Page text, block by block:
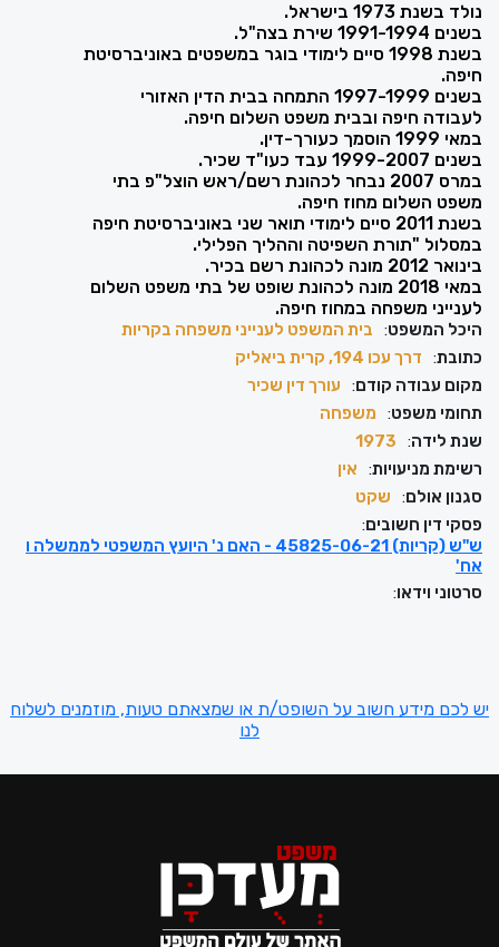
נולד בשנת 1973 בישראל.
בשנים 1991-1994 שירת בצה"ל.
בשנת 1998 סיים לימודי בוגר במשפטים באוניברסיטת
חיפה.
בשנים 1997-1999 התמחה בבית הדין האזורי
לעבודה חיפה ובבית משפט השלום חיפה.
במאי 1999 הוסמך כעורך-דין.
בשנים 1999-2007 עבד כעו"ד שכיר.
במרס 2007 נבחר לכהונת רשם/ראש הוצל"פ בתי
משפט השלום מחוז חיפה.
בשנת 2011 סיים לימודי תואר שני באוניברסיטת חיפה
במסלול "תורת השפיטה וההליך הפלילי.
בינואר 2012 מונה לכהונת רשם בכיר.
במאי 2018 מונה לכהונת שופט של בתי משפט השלום
לענייני משפחה במחוז חיפה.
היכל המשפט:
בית המשפט לענייני משפחה בקריות
כתובת:
דרך עכו 194, קרית ביאליק
מקום עבודה קודם:
עורך דין שכיר
תחומי משפט:
משפחה
שנת לידה:
1973
רשימת מניעויות:
אין
סגנון אולם:
שקט
פסקי דין חשובים:
ש"ש (קריות) 45825-06-21 - האם נ' היועץ המשפטי לממשלה ו
אח'
סרטוני וידאו:
יש לכם מידע חשוב על השופט/ת או שמצאתם טעות, מוזמנים לשלוח
לנו